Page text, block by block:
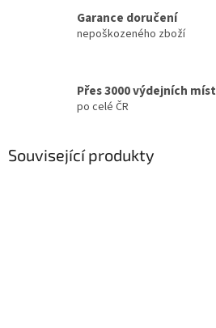
Garance doručení
nepoškozeného zboží
Přes 3000 výdejních míst
po celé ČR
Související produkty